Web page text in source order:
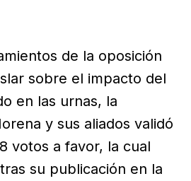
de la oposición
sobre el impacto del
en las urnas, la
y sus aliados validó
votos a favor, la cual
su publicación en la